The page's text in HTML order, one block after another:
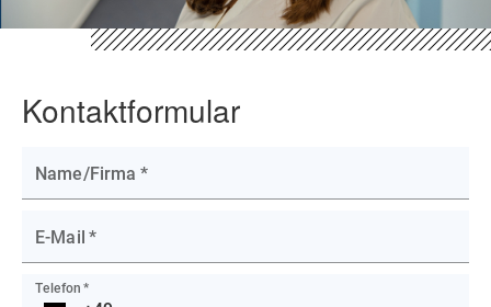
Kontaktformular
Name/Firma *
E-Mail *
Telefon *